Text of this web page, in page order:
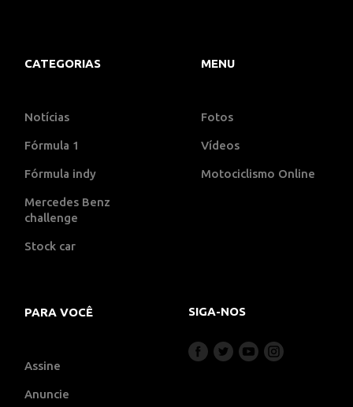
CATEGORIAS
Notícias
Fórmula 1
Fórmula indy
Mercedes Benz
challenge
Stock car
MENU
Fotos
Vídeos
Motociclismo Online
PARA VOCÊ
Assine
Anuncie
SIGA-NOS